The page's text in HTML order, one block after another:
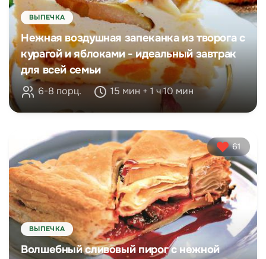
ВЫПЕЧКА
Нежная воздушная запеканка из творога с
курагой и яблоками - идеальный завтрак
для всей семьи
6-8 порц. 15 мин + 1 ч 10 мин
61
ВЫПЕЧКА
Волшебный сливовый пирог с нежной